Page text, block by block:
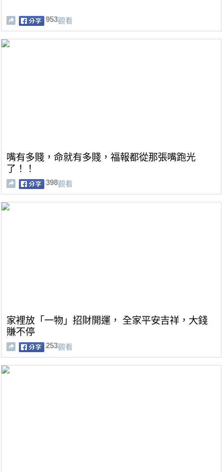
953觀看
嘴有多賤，命就有多賤，福報都從那張嘴跑光
了！！
398觀看
家裡放「一物」招財開運， 全家平安吉祥，大錢
賺不停
253觀看